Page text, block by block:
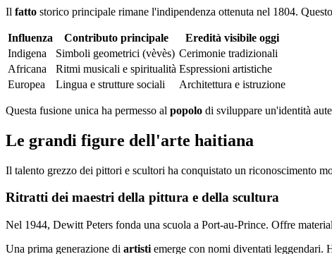
Il fatto storico principale rimane l'indipendenza ottenuta nel 1804.
Influenza Contributo principale
Eredità visibile oggi
Indigena
Simboli geometrici (vèvès) Cerimonie tradizionali
Africana
Ritmi musicali e spiritualità Espressioni artistiche
Europea
Lingua e strutture sociali Architettura e istruzione
Questa fusione unica ha permesso al popolo di sviluppare un'identità
Le grandi figure dell'arte haitiana
Il talento grezzo dei pittori e scultori ha conquistato un riconoscimento
Ritratti dei maestri della pittura e della scultura
Nel 1944, Dewitt Peters fonda una scuola a Port-au-Prince. Offre
Una prima generazione di artisti emerge con nomi diventati leggendari.